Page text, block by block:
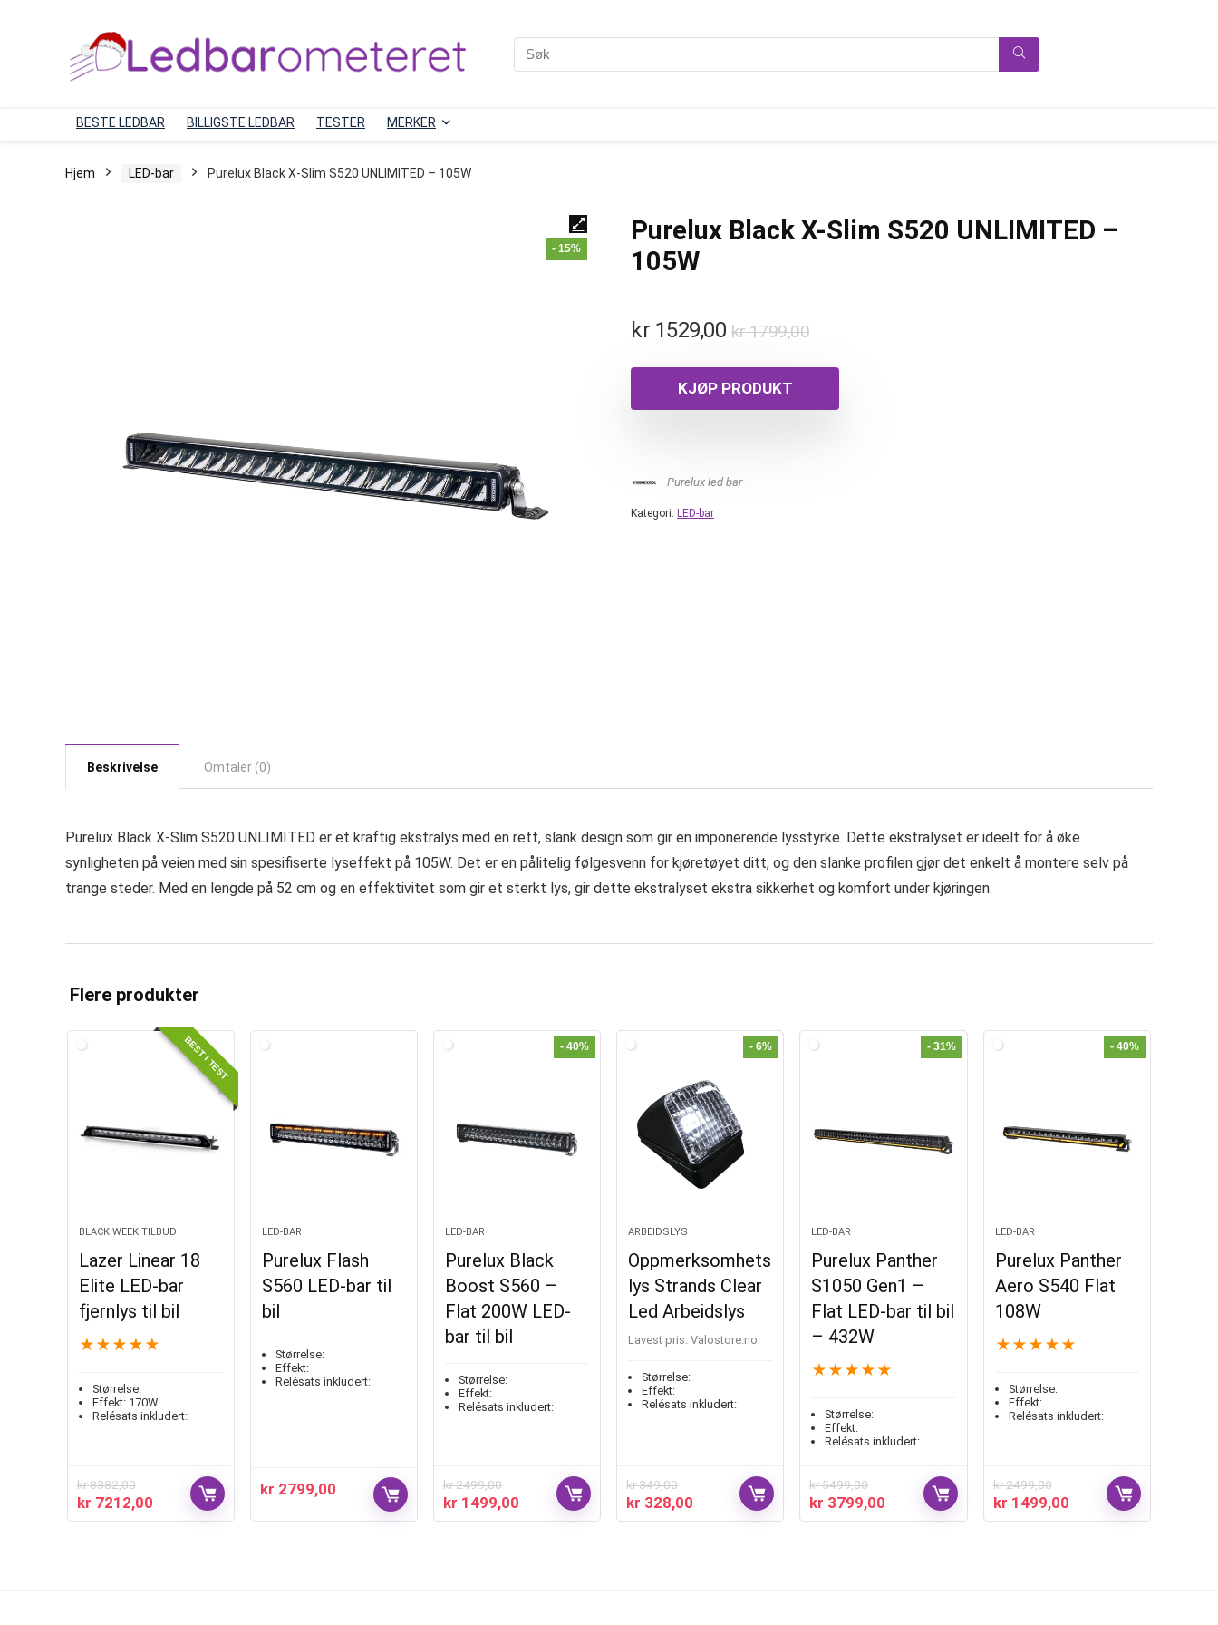
BESTE LEDBAR BILLIGSTE LEDBAR TESTER MERKER
Hjem LED-bar Purelux Black X-Slim S520 UNLIMITED – 105W
- 15%
Purelux Black X-Slim S520 UNLIMITED –
105W
kr1799,00
kr 1529,00
KJØP PRODUKT
Purelux led bar
Kategori: LED-bar
Beskrivelse Omtaler (0)
Purelux Black X-Slim S520 UNLIMITED er et kraftig ekstralys med en rett, slank design som gir en imponerende lysstyrke. Dette ekstralyset er ideelt for å øke
synligheten på veien med sin spesifiserte lyseffekt på 105W. Det er en pålitelig følgesvenn for kjøretøyet ditt, og den slanke profilen gjør det enkelt å montere selv på
trange steder. Med en lengde på 52 cm og en effektivitet som gir et sterkt lys, gir dette ekstralyset ekstra sikkerhet og komfort under kjøringen.
Flere produkter
BEST I TEST
BLACK WEEK TILBUD
Lazer Linear 18
Elite LED-bar
fjernlys til bil
★ ★ ★ ★ ★
Størrelse:
Effekt: 170W
Relésats inkludert:
kr8382,00
kr 7212,00
LED-BAR
Purelux Flash
S560 LED-bar til
bil
Størrelse:
Effekt:
Relésats inkludert:
kr 2799,00
- 40%
LED-BAR
Purelux Black
Boost S560 –
Flat 200W LED-
bar til bil
Størrelse:
Effekt:
Relésats inkludert:
kr2499,00
kr 1499,00
- 6%
ARBEIDSLYS
Oppmerksomhets
lys Strands Clear
Led Arbeidslys
Lavest pris: valostore.no
Størrelse:
Effekt:
Relésats inkludert:
kr349,00
kr 328,00
- 31%
LED-BAR
Purelux Panther
S1050 Gen1 –
Flat LED-bar til bil
– 432W
★ ★ ★ ★ ★
Størrelse:
Effekt:
Relésats inkludert:
kr5499,00
kr 3799,00
- 40%
LED-BAR
Purelux Panther
Aero S540 Flat
108W
★ ★ ★ ★ ★
Størrelse:
Effekt:
Relésats inkludert:
kr2499,00
kr 1499,00